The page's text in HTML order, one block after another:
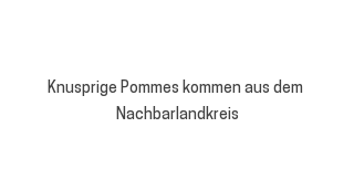
Knusprige Pommes kommen aus dem
Nachbarlandkreis